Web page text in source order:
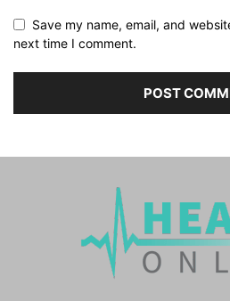
Save my name, email, and
next time I comment.